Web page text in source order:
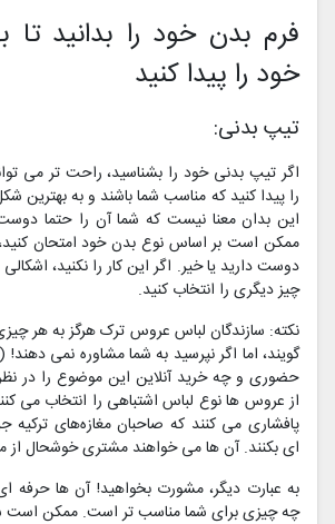
فرم بدن خود را بدانید
خود را پیدا کنید
تیپ بدنی:
اگر تیپ بدنی خود را بشناسید، راحت تر می
را پیدا کنید که مناسب شما باشند و به بهترین
این بدان معنا نیست که شما آن را حتما
ممکن است بر اساس نوع بدن خود امتحان کنید،
دوست دارید یا خیر. اگر این کار را نکنید،
چیز دیگری را انتخاب کنید.
نکته: سازندگان لباس عروس ترک هرگز به هر
گویند، اما اگر نپرسید به شما مشاوره نمی
حضوری و چه خرید آنلاین این موضوع را در
از عروس‌ ها نوع لباس اشتباهی را انتخاب می‌
پافشاری می‌ کنند که صاحبان مغازه‌های ترکیه
ای بکنند. آن ها می خواهند مشتری خوشحال از
به عبارت دیگر، مشورت بخواهید! آن ها حرفه
چه چیزی برای شما مناسب تر است. ممکن است